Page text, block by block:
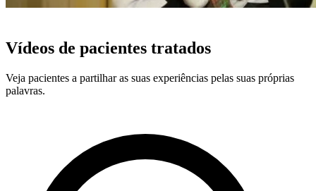
Vídeos de pacientes tratados
Veja pacientes a partilhar as suas experiências pelas suas próprias
palavras.